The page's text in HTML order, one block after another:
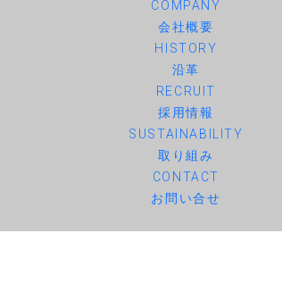
COMPANY
会社概要
HISTORY
沿革
RECRUIT
採用情報
SUSTAINABILITY
取り組み
CONTACT
お問い合せ